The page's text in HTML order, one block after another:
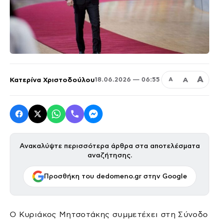
Κατερίνα Χριστοδούλου18.06.2026 — 06:55 Α Α Α
Ανακαλύψτε περισσότερα άρθρα στα αποτελέσματα
αναζήτησης.
Προσθήκη του dedomeno.gr στην Google
Ο Κυριάκος Μητσοτάκης συμμετέχει στη Σύνοδο